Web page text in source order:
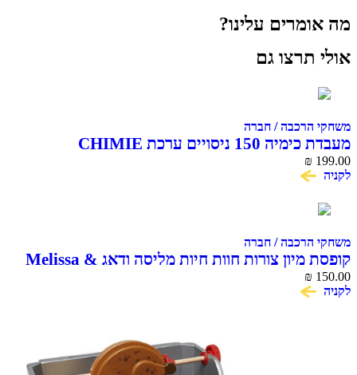
מה אומרים עלינו?
אולי תרצו גם
משחקי הרכבה / חברה
מעבדת כימיה 150 ניסויים ערכת CHIMIE
CHEMISTRY
₪ 199.00
לקניה
משחקי הרכבה / חברה
קופסת מיון צורות חוות חיות מליסה ודאג Melissa &
Doug
₪ 150.00
לקניה